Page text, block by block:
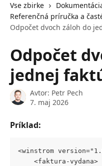
Vse zbirke
Referenčná príručka a
Odpočet dvoch záloh do
Odpočet
jednej
Avtor: Petr Pech
7. maj 2026
Príklad:
<winstrom
	<faktura-vydana>